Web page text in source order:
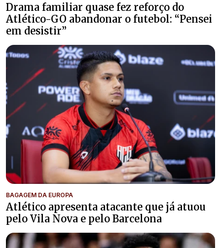
Drama familiar quase fez reforço do
Atlético-GO abandonar o futebol: “Pensei
em desistir”
BAGAGEM DA EUROPA
Atlético apresenta atacante que já atuou
pelo Vila Nova e pelo Barcelona